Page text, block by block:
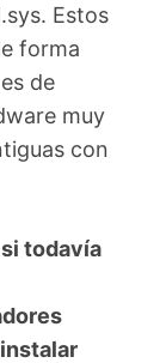
Estos
forma
de
muy
con
si todavía